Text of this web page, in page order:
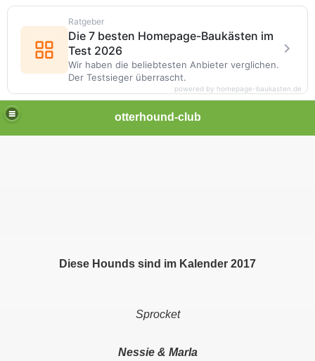
otterhound-club
Diese Hounds sind im Kalender 2017
Sprocket
Nessie & Marla
Ratgeber
Die 7 besten Homepage-Baukästen im
Test 2026
Wir haben die beliebtesten Anbieter verglichen.
Der Testsieger überrascht.
powered by homepage-baukasten.de